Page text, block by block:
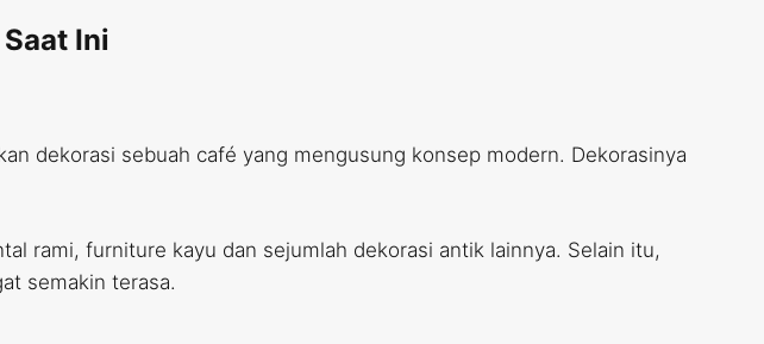
Ini
dekorasi sebuah café yang mengusung konsep modern. Dekorasinya
rami, furniture kayu dan sejumlah dekorasi antik lainnya. Selain itu,
semakin terasa.